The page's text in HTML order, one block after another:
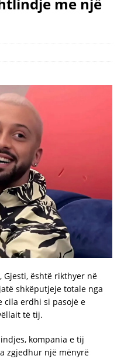
është rikthyer në
shkëputjeje totale nga
cila erdhi si pasojë e
të tij.
kompania e tij
zgjedhur një mënyrë